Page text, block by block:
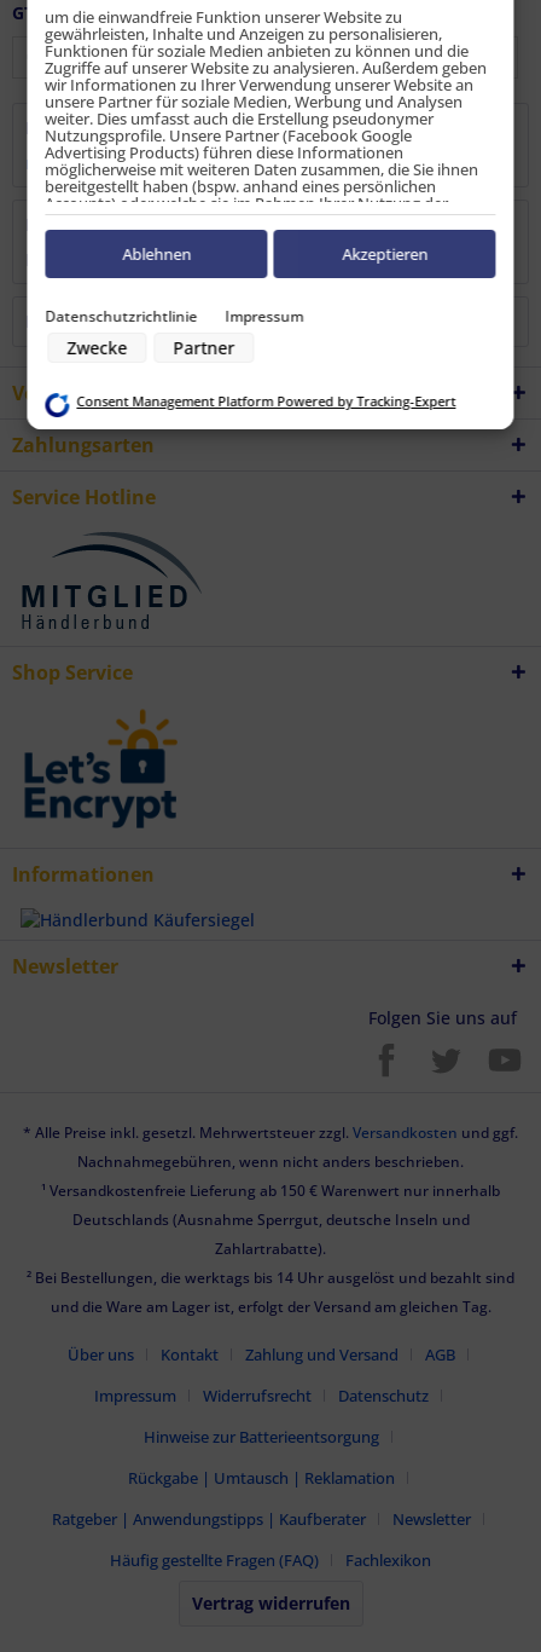
GTIN / EAN:
9010486075837
Beschreibung
mehr
Bewertungen
0
Bewertungen lesen, schreiben und diskutieren...mehr
Kunden haben sich ebenfalls angesehen
Vorteile
Zahlungsarten
Service Hotline
Shop Service
Informationen
Newsletter
Folgen Sie uns auf
* Alle Preise inkl. gesetzl. Mehrwertsteuer zzgl. Versandkosten und ggf.
Nachnahmegebühren, wenn nicht anders beschrieben.
¹ Versandkostenfreie Lieferung ab 150 € Warenwert nur innerhalb
Deutschlands (Ausnahme Sperrgut, deutsche Inseln und
Zahlartrabatte).
² Bei Bestellungen, die werktags bis 14 Uhr ausgelöst und bezahlt sind
und die Ware am Lager ist, erfolgt der Versand am gleichen Tag.
Über uns Kontakt Zahlung und Versand
AGB
Impressum
Widerrufsrecht
Datenschutz
Hinweise zur Batterieentsorgung
Rückgabe | Umtausch | Reklamation
Ratgeber | Anwendungstipps | Kaufberater
Newsletter
Häufig gestellte Fragen (FAQ)
Fachlexikon
Vertrag widerrufen
um die einwandfreie Funktion unserer Website zu
gewährleisten, Inhalte und Anzeigen zu personalisieren,
Funktionen für soziale Medien anbieten zu können und die
Zugriffe auf unserer Website zu analysieren. Außerdem geben
wir Informationen zu Ihrer Verwendung unserer Website an
unsere Partner für soziale Medien, Werbung und Analysen
weiter. Dies umfasst auch die Erstellung pseudonymer
Nutzungsprofile. Unsere Partner (Facebook Google
Advertising Products) führen diese Informationen
möglicherweise mit weiteren Daten zusammen, die Sie ihnen
bereitgestellt haben (bspw. anhand eines persönlichen
Accounts) oder welche sie im Rahmen Ihrer Nutzung der
Dienste gesammelt haben (bspw. Nutzungsdaten anderer
Geräte). Ihre Einwilligung zur Nutzung von Cookies und Pixeln
können Sie jederzeit widerrufen, indem Sie auf den
Datenschutz-Button links unten klicken und dort die
Zwecke der Datenverarbeitung durch unsere Partner:
Speichern von oder Zugriff auf Informationen auf einem Endgerät
Verwendung von Profilen zur Auswahl personalisierter Werbung
Verwendung von Profilen zur Auswahl personalisierter Inhalte
Messung der Werbeleistung
Analyse von Zielgruppen durch Statistiken oder Kombinationen von
Entwicklung und Verbesserung der Angebote
Verwendung reduzierter Daten zur Auswahl von Inhalten
Besondere Features:
Verwendung genauer Standortdaten
Endgeräteeigenschaften zur Identifikation aktiv abfragen
Datenschutzrichtlinie Impressum
Zwecke Partner
Ablehnen Akzeptieren
Consent Management Platform Powered by Tracking-Expert